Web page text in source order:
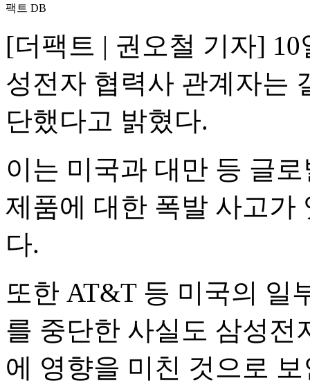
팩트 DB
[더팩트 | 권오철 기자]
성전자 협력사 관계자는
단했다고 밝혔다.
이는 미국과 대만 등 글
제품에 대한 폭발 사고가
다.
또한 AT&T 등 미국의 일
를 중단한 사실도 삼성전
에 영향을 미친 것으로